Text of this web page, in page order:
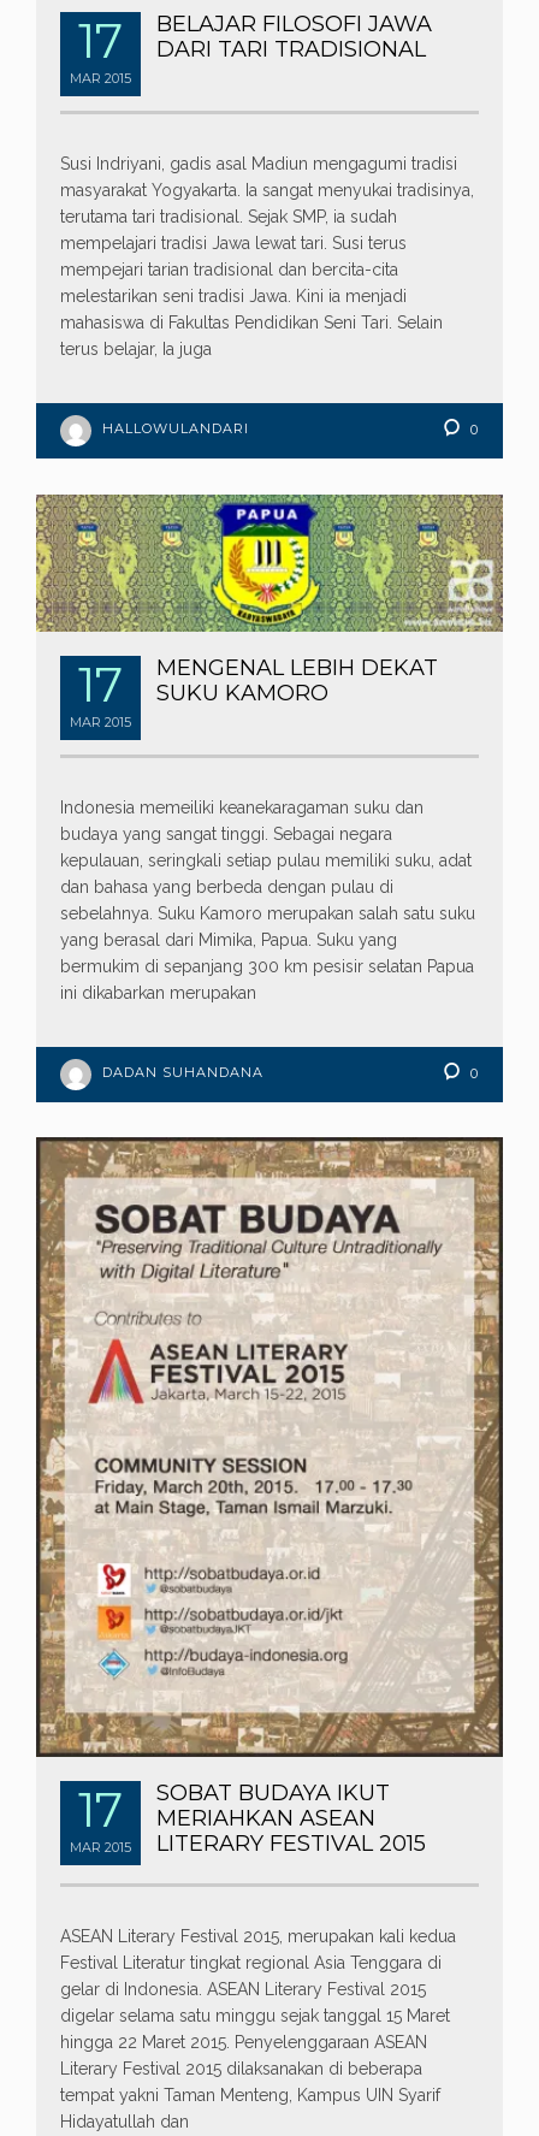
17
MAR 2015
BELAJAR FILOSOFI JAWA
DARI TARI TRADISIONAL
Susi Indriyani, gadis asal Madiun mengagumi tradisi
masyarakat Yogyakarta. Ia sangat menyukai tradisinya,
terutama tari tradisional. Sejak SMP, ia sudah
mempelajari tradisi Jawa lewat tari. Susi terus
mempejari tarian tradisional dan bercita-cita
melestarikan seni tradisi Jawa. Kini ia menjadi
mahasiswa di Fakultas Pendidikan Seni Tari. Selain
terus belajar, Ia juga
HALLOWULANDARI 0
17
MAR 2015
MENGENAL LEBIH DEKAT
SUKU KAMORO
Indonesia memeiliki keanekaragaman suku dan
budaya yang sangat tinggi. Sebagai negara
kepulauan, seringkali setiap pulau memiliki suku, adat
dan bahasa yang berbeda dengan pulau di
sebelahnya. Suku Kamoro merupakan salah satu suku
yang berasal dari Mimika, Papua. Suku yang
bermukim di sepanjang 300 km pesisir selatan Papua
ini dikabarkan merupakan
DADAN SUHANDANA 0
17
MAR 2015
SOBAT BUDAYA IKUT
MERIAHKAN ASEAN
LITERARY FESTIVAL 2015
ASEAN Literary Festival 2015, merupakan kali kedua
Festival Literatur tingkat regional Asia Tenggara di
gelar di Indonesia. ASEAN Literary Festival 2015
digelar selama satu minggu sejak tanggal 15 Maret
hingga 22 Maret 2015. Penyelenggaraan ASEAN
Literary Festival 2015 dilaksanakan di beberapa
tempat yakni Taman Menteng, Kampus UIN Syarif
Hidayatullah dan